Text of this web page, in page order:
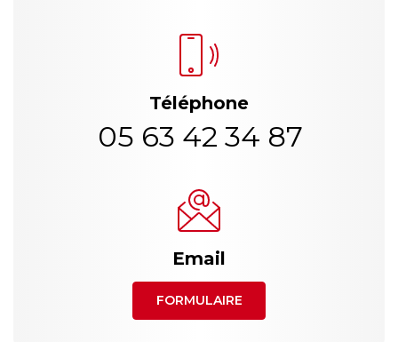
Téléphone
05 63 42 34 87
Email
FORMULAIRE